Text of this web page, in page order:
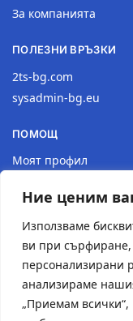
Ние ценим
Използваме
ви при
персонализирани
анализираме
„Приемам всички“,
За компанията
ПОЛЕЗНИ ВРЪЗКИ
2ts-bg.com
sysadmin-bg.eu
ПОМОЩ
Моят профил
Връщане на продукт
Политика за
Местоположение
Контактна форма